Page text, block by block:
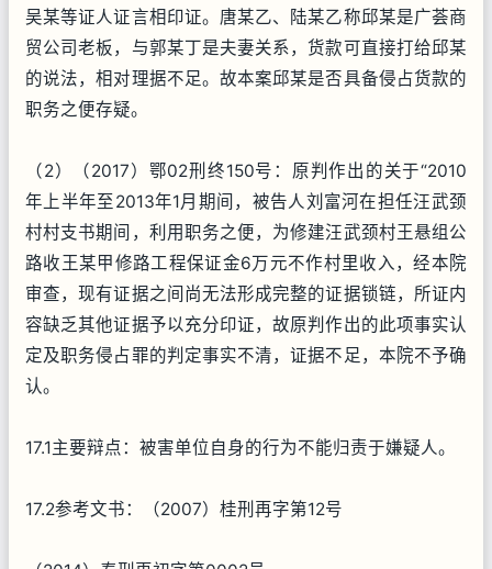
吴某等证人证言相印证。唐某乙、陆某乙称邱某是广荟商
贸公司老板，与郭某丁是夫妻关系，货款可直接打给邱某
的说法，相对理据不足。故本案邱某是否具备侵占货款的
职务之便存疑。
（2）（2017）鄂02刑终150号：原判作出的关于“2010
年上半年至2013年1月期间，被告人刘富河在担任汪武颈
村村支书期间，利用职务之便，为修建汪武颈村王悬组公
路收王某甲修路工程保证金6万元不作村里收入，经本院
审查，现有证据之间尚无法形成完整的证据锁链，所证内
容缺乏其他证据予以充分印证，故原判作出的此项事实认
定及职务侵占罪的判定事实不清，证据不足，本院不予确
认。
17.1主要辩点：被害单位自身的行为不能归责于嫌疑人。
17.2参考文书：（2007）桂刑再字第12号